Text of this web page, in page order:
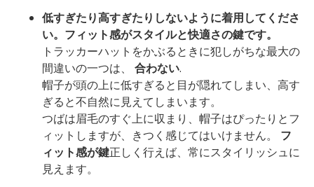
低すぎたり高すぎたりしないように着用してくださ
い。フィット感がスタイルと快適さの鍵です。
トラッカーハットをかぶるときに犯しがちな最大の
間違いの一つは、 合わない.
帽子が頭の上に低すぎると目が隠れてしまい、高す
ぎると不自然に見えてしまいます。
つばは眉毛のすぐ上に収まり、帽子はぴったりとフ
ィットしますが、きつく感じてはいけません。 フ
ィット感が鍵正しく行えば、常にスタイリッシュに
見えます。